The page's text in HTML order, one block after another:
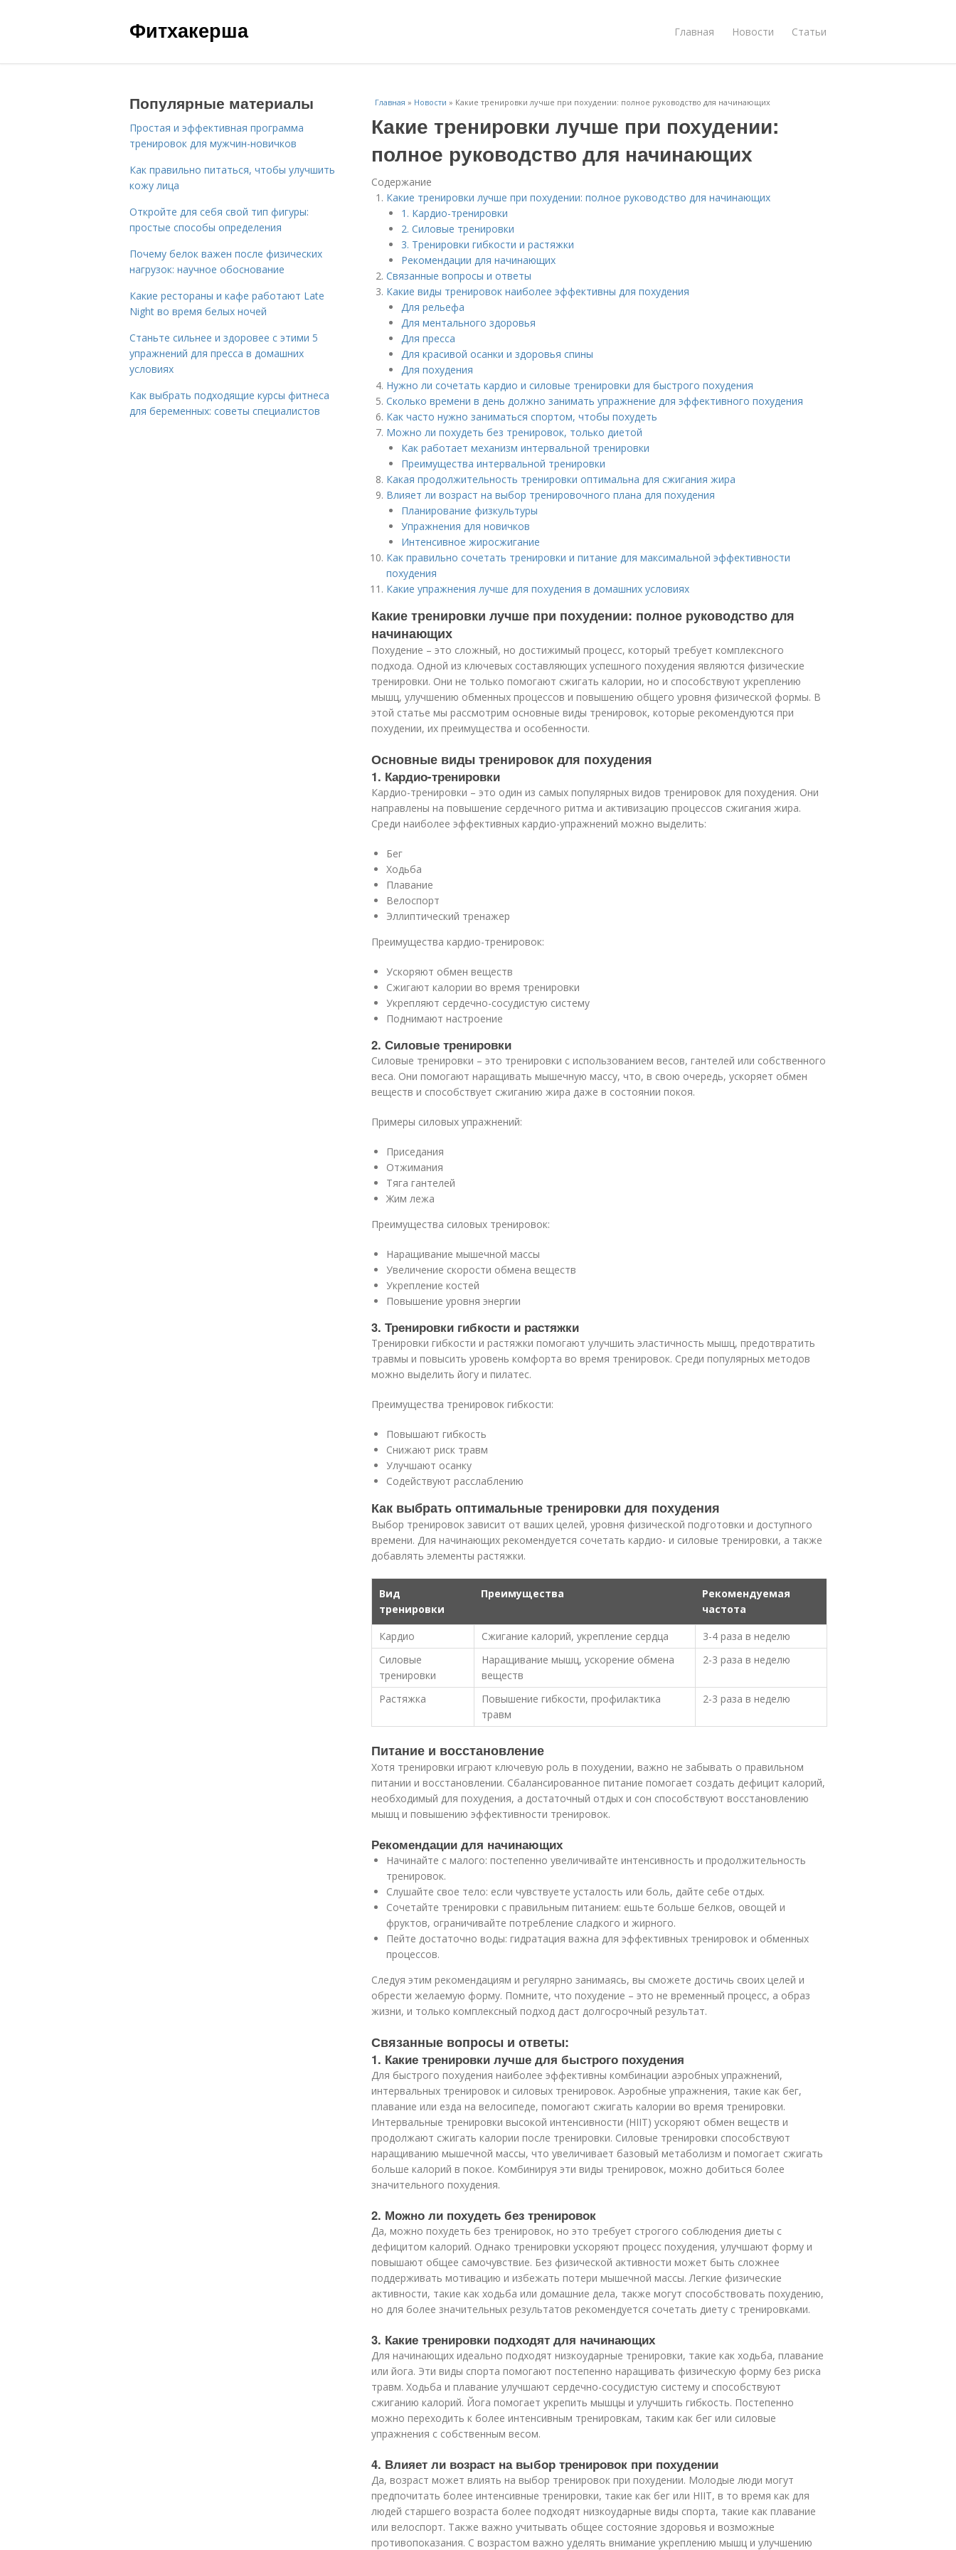
Фитхакерша Главная Новости Статьи
Главная » Новости » Какие тренировки лучше при похудении: полное руководство для начинающих
Какие тренировки лучше при похудении:
полное руководство для начинающих
Содержание
Какие тренировки лучше при похудении: полное руководство для начинающих
1. Кардио-тренировки
2. Силовые тренировки
3. Тренировки гибкости и растяжки
Рекомендации для начинающих
Связанные вопросы и ответы
Какие виды тренировок наиболее эффективны для похудения
Для рельефа
Для ментального здоровья
Для пресса
Для красивой осанки и здоровья спины
Для похудения
Нужно ли сочетать кардио и силовые тренировки для быстрого похудения
Сколько времени в день должно занимать упражнение для эффективного похудения
Как часто нужно заниматься спортом, чтобы похудеть
Можно ли похудеть без тренировок, только диетой
Как работает механизм интервальной тренировки
Преимущества интервальной тренировки
Какая продолжительность тренировки оптимальна для сжигания жира
Влияет ли возраст на выбор тренировочного плана для похудения
Планирование физкультуры
Упражнения для новичков
Интенсивное жиросжигание
Как правильно сочетать тренировки и питание для максимальной эффективности
похудения
Какие упражнения лучше для похудения в домашних условиях
Какие тренировки лучше при похудении: полное руководство для
начинающих
Похудение – это сложный, но достижимый процесс, который требует комплексного
подхода. Одной из ключевых составляющих успешного похудения являются физические
тренировки. Они не только помогают сжигать калории, но и способствуют укреплению
мышц, улучшению обменных процессов и повышению общего уровня физической формы. В
этой статье мы рассмотрим основные виды тренировок, которые рекомендуются при
похудении, их преимущества и особенности.
Основные виды тренировок для похудения
1. Кардио-тренировки
Кардио-тренировки – это один из самых популярных видов тренировок для похудения. Они
направлены на повышение сердечного ритма и активизацию процессов сжигания жира.
Среди наиболее эффективных кардио-упражнений можно выделить:
Бег
Ходьба
Плавание
Велоспорт
Эллиптический тренажер
Преимущества кардио-тренировок:
Ускоряют обмен веществ
Сжигают калории во время тренировки
Укрепляют сердечно-сосудистую систему
Поднимают настроение
2. Силовые тренировки
Силовые тренировки – это тренировки с использованием весов, гантелей или собственного
веса. Они помогают наращивать мышечную массу, что, в свою очередь, ускоряет обмен
веществ и способствует сжиганию жира даже в состоянии покоя.
Примеры силовых упражнений:
Приседания
Отжимания
Тяга гантелей
Жим лежа
Преимущества силовых тренировок:
Наращивание мышечной массы
Увеличение скорости обмена веществ
Укрепление костей
Повышение уровня энергии
3. Тренировки гибкости и растяжки
Тренировки гибкости и растяжки помогают улучшить эластичность мышц, предотвратить
травмы и повысить уровень комфорта во время тренировок. Среди популярных методов
можно выделить йогу и пилатес.
Преимущества тренировок гибкости:
Повышают гибкость
Снижают риск травм
Улучшают осанку
Содействуют расслаблению
Как выбрать оптимальные тренировки для похудения
Выбор тренировок зависит от ваших целей, уровня физической подготовки и доступного
времени. Для начинающих рекомендуется сочетать кардио- и силовые тренировки, а также
добавлять элементы растяжки.
Вид
тренировки
Преимущества
Рекомендуемая
частота
Кардио
Сжигание калорий, укрепление сердца
3-4 раза в неделю
Силовые
тренировки
Наращивание мышц, ускорение обмена
веществ
2-3 раза в неделю
Растяжка
Повышение гибкости, профилактика
травм
2-3 раза в неделю
Питание и восстановление
Хотя тренировки играют ключевую роль в похудении, важно не забывать о правильном
питании и восстановлении. Сбалансированное питание помогает создать дефицит калорий,
необходимый для похудения, а достаточный отдых и сон способствуют восстановлению
мышц и повышению эффективности тренировок.
Рекомендации для начинающих
Начинайте с малого: постепенно увеличивайте интенсивность и продолжительность
тренировок.
Слушайте свое тело: если чувствуете усталость или боль, дайте себе отдых.
Сочетайте тренировки с правильным питанием: ешьте больше белков, овощей и
фруктов, ограничивайте потребление сладкого и жирного.
Пейте достаточно воды: гидратация важна для эффективных тренировок и обменных
процессов.
Следуя этим рекомендациям и регулярно занимаясь, вы сможете достичь своих целей и
обрести желаемую форму. Помните, что похудение – это не временный процесс, а образ
жизни, и только комплексный подход даст долгосрочный результат.
Связанные вопросы и ответы:
1. Какие тренировки лучше для быстрого похудения
Для быстрого похудения наиболее эффективны комбинации аэробных упражнений,
интервальных тренировок и силовых тренировок. Аэробные упражнения, такие как бег,
плавание или езда на велосипеде, помогают сжигать калории во время тренировки.
Интервальные тренировки высокой интенсивности (HIIT) ускоряют обмен веществ и
продолжают сжигать калории после тренировки. Силовые тренировки способствуют
наращиванию мышечной массы, что увеличивает базовый метаболизм и помогает сжигать
больше калорий в покое. Комбинируя эти виды тренировок, можно добиться более
значительного похудения.
2. Можно ли похудеть без тренировок
Да, можно похудеть без тренировок, но это требует строгого соблюдения диеты с
дефицитом калорий. Однако тренировки ускоряют процесс похудения, улучшают форму и
повышают общее самочувствие. Без физической активности может быть сложнее
поддерживать мотивацию и избежать потери мышечной массы. Легкие физические
активности, такие как ходьба или домашние дела, также могут способствовать похудению,
но для более значительных результатов рекомендуется сочетать диету с тренировками.
3. Какие тренировки подходят для начинающих
Для начинающих идеально подходят низкоударные тренировки, такие как ходьба, плавание
или йога. Эти виды спорта помогают постепенно наращивать физическую форму без риска
травм. Ходьба и плавание улучшают сердечно-сосудистую систему и способствуют
сжиганию калорий. Йога помогает укрепить мышцы и улучшить гибкость. Постепенно
можно переходить к более интенсивным тренировкам, таким как бег или силовые
упражнения с собственным весом.
4. Влияет ли возраст на выбор тренировок при похудении
Да, возраст может влиять на выбор тренировок при похудении. Молодые люди могут
предпочитать более интенсивные тренировки, такие как бег или HIIT, в то время как для
людей старшего возраста более подходят низкоударные виды спорта, такие как плавание
или велоспорт. Также важно учитывать общее состояние здоровья и возможные
противопоказания. С возрастом важно уделять внимание укреплению мышц и улучшению
Популярные материалы
Простая и эффективная программа
тренировок для мужчин-новичков
Как правильно питаться, чтобы улучшить
кожу лица
Откройте для себя свой тип фигуры:
простые способы определения
Почему белок важен после физических
нагрузок: научное обоснование
Какие рестораны и кафе работают Late
Night во время белых ночей
Станьте сильнее и здоровее с этими 5
упражнений для пресса в домашних
условиях
Как выбрать подходящие курсы фитнеса
для беременных: советы специалистов